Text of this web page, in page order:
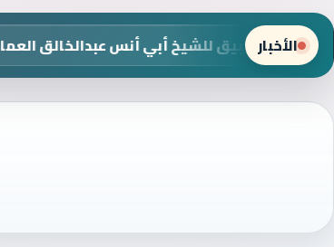
الأخبار
صدور تطبيق للشيخ أبي أنس عبدالخالق العماد